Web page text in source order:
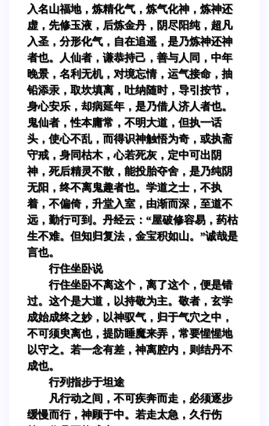
入名山福地，炼精化气，炼气化神，炼神还
虚，先修玉液，后炼金丹，阴尽阳纯，超凡
入圣，分形化气，自在追遥，是乃炼神还神
者也。人仙者，谦恭持己，善与人同，中年
晚景，名利无机，对境忘情，运气接命，抽
铅添汞，取坎填离，吐纳随时，导引按节，
身心安乐，却病延年，是乃借人济人者也。
鬼仙者，性本庸常，不明大道，但执一话
头，使心不乱，而得识神触悟为奇，或执斋
守戒，身同枯木，心若死灰，定中可出阴
神，死后精灵不散，能投胎夺舍，是乃纯阴
无阳，终不离鬼趣者也。学道之士，不执
着，不偏倚，升堂入室，由渐而深，至道不
远，勤行可到。丹经云：“屋破修容易，药枯
生不难。但知归复法，金宝积如山。”诚哉是
言也。
行住坐卧说
行住坐卧不离这个，离了这个，便是错
过。这个是大道，以持敬为主。敬者，玄学
成始成终之妙，以神驭气，归于气穴之中，
不可须臾离也，提防睡魔来弄，常要惺惺地
以守之。若一念有差，神离腔内，则结丹不
成也。
行列指步于坦途
凡行动之间，不可疾奔而走，必须逐步
缓慢而行，神顾于中。若走太急，久行伤